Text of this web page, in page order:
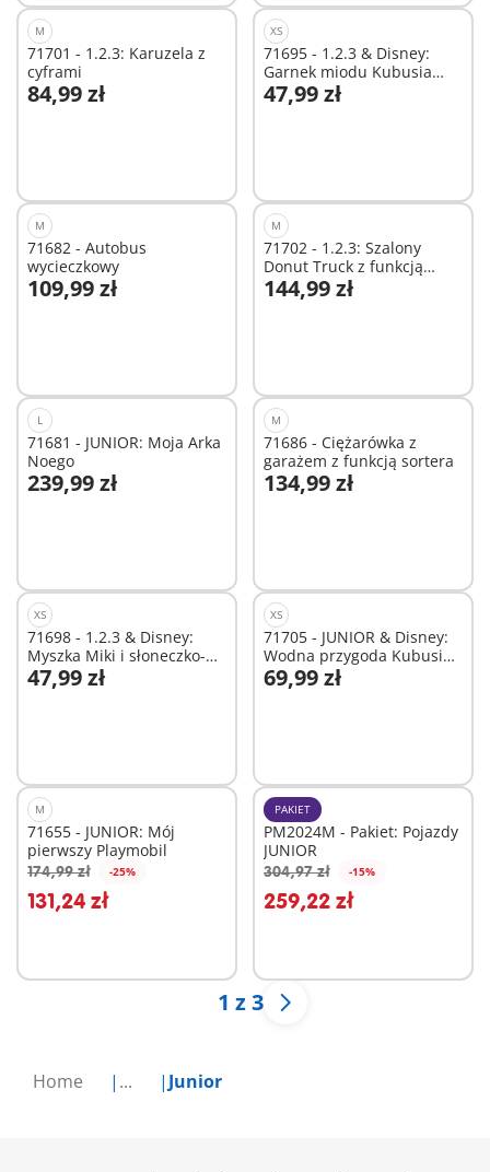
Home ... Junior
M
71701 - 1.2.3: Karuzela z
cyframi
84,99 zł
Dodaj do koszyka
XS
71695 - 1.2.3 & Disney:
Garnek miodu Kubusia
Puchatka
47,99 zł
Dodaj do koszyka
M
71682 - Autobus
wycieczkowy
109,99 zł
Dodaj do koszyka
M
71702 - 1.2.3: Szalony
Donut Truck z funkcją
układania i sortowania
144,99 zł
Dodaj do koszyka
L
71681 - JUNIOR: Moja Arka
Noego
239,99 zł
Dodaj do koszyka
M
71686 - Ciężarówka z
garażem z funkcją sortera
134,99 zł
Dodaj do koszyka
XS
71698 - 1.2.3 & Disney:
Myszka Miki i słoneczko-
grzechotka
47,99 zł
Dodaj do koszyka
XS
71705 - JUNIOR & Disney:
Wodna przygoda Kubusia
Puchatka i Prosiaczka
69,99 zł
Dodaj do koszyka
M
71655 - JUNIOR: Mój
pierwszy Playmobil
174,99 zł -25%
131,24 zł
Dodaj do koszyka
PAKIET
PM2024M - Pakiet: Pojazdy
JUNIOR
304,97 zł -15%
259,22 zł
Dodaj do koszyka
1 z 3